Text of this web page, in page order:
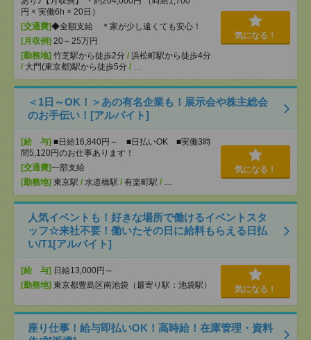
円 × 実働6h × 20日）
[交通費]◆全額支給 ＊家が少し遠くても安心！
[月収例] 20～25万円
[勤務地] 竹芝駅から徒歩2分 / 浜松町駅から徒歩4分
/ 大門(東京都)駅から徒歩5分 / …
気になる！
＜1日～OK！＞あの有名企業も！展示会や株主総会
のお手伝い！[アルバイト]
[給 与] ■日給16,840円～ ■日払いOK ■実働3時
間5,120円のお仕事あります！
[交通費]一部支給
[勤務地] 東京駅 / 水道橋駅 / 有楽町駅 / …
気になる！
人気イベントも！好きな場所で働けるイベントスタ
ッフ☆来社不要！働いたその日に給料もらえる日払
い/T1[アルバイト]
[給 与] 日給13,000円～
[勤務地] 東京都豊島区南池袋（最寄り駅：池袋駅） 気になる！
座り仕事！給与即払いOK！高時給！在庫管理・資料